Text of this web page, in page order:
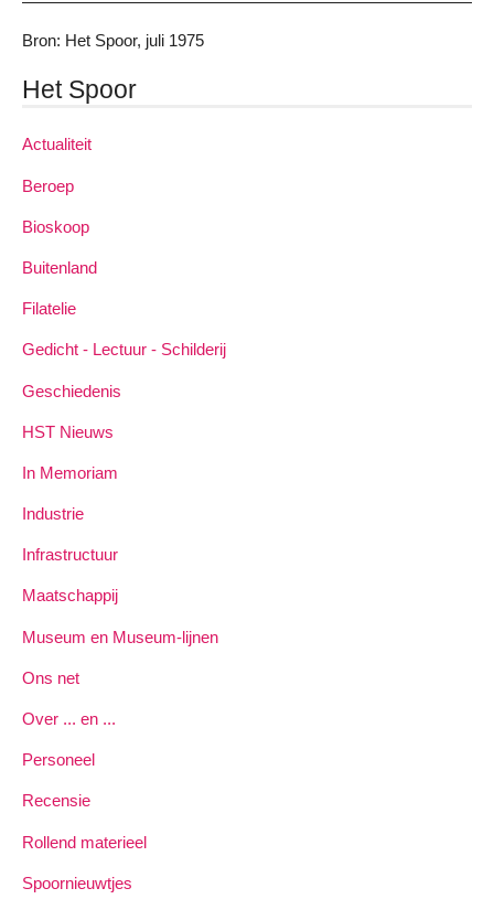
Bron: Het Spoor, juli 1975
Het Spoor
Actualiteit
Beroep
Bioskoop
Buitenland
Filatelie
Gedicht - Lectuur - Schilderij
Geschiedenis
HST Nieuws
In Memoriam
Industrie
Infrastructuur
Maatschappij
Museum en Museum-lijnen
Ons net
Over ... en ...
Personeel
Recensie
Rollend materieel
Spoornieuwtjes